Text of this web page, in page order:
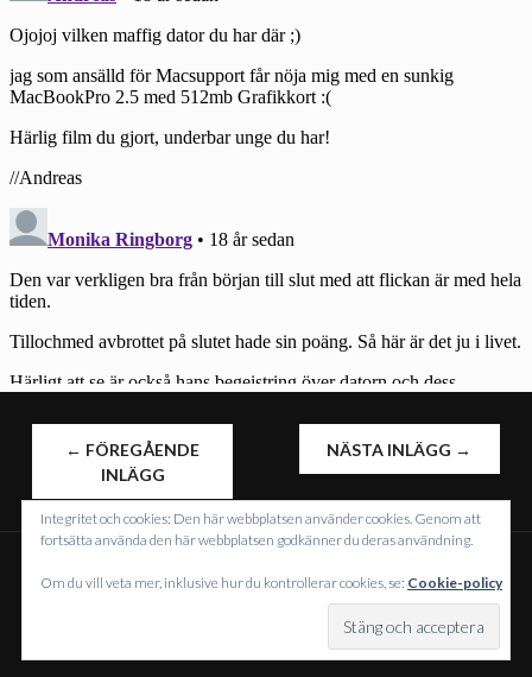
INLÄGGSNAVIGERING
← FÖREGÅENDE
INLÄGG
NÄSTA INLÄGG →
DRIVS MED WORDPRESS
WORDPRESS.COM
Integritet och cookies: Den här webbplatsen använder cookies. Genom att
fortsätta använda den här webbplatsen godkänner du deras användning.
Om du vill veta mer, inklusive hur du kontrollerar cookies, se: Cookie-policy